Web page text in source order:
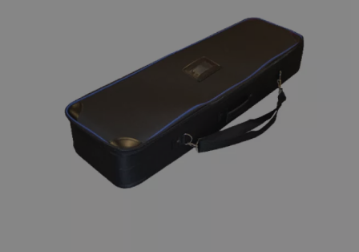
Vymedzovače priestoru
Letákové systémy
Klip rámy
LED boxy